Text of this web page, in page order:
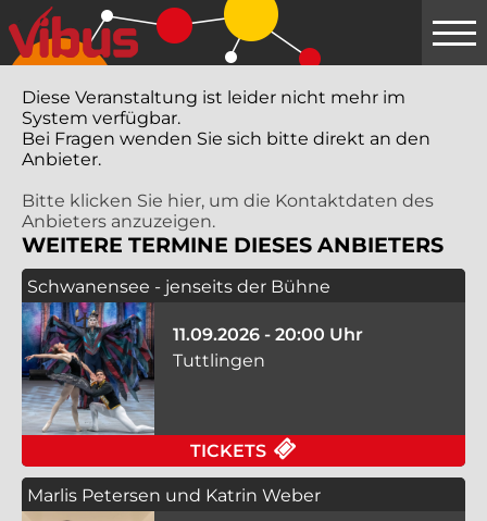
Springe
zum
Hauptinhalt
Diese Veranstaltung ist leider nicht mehr im
System verfügbar.
Bei Fragen wenden Sie sich bitte direkt an den
Anbieter.
Bitte klicken Sie hier, um die Kontaktdaten des
Anbieters anzuzeigen.
WEITERE TERMINE DIESES ANBIETERS
Schwanensee - jenseits der Bühne
11.09.2026 - 20:00 Uhr
Tuttlingen
TICKETS
Marlis Petersen und Katrin Weber